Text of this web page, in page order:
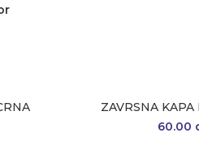
ZAVRSNA
60.00